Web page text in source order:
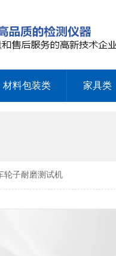
材料包装类 家具类
轮子耐磨测试机